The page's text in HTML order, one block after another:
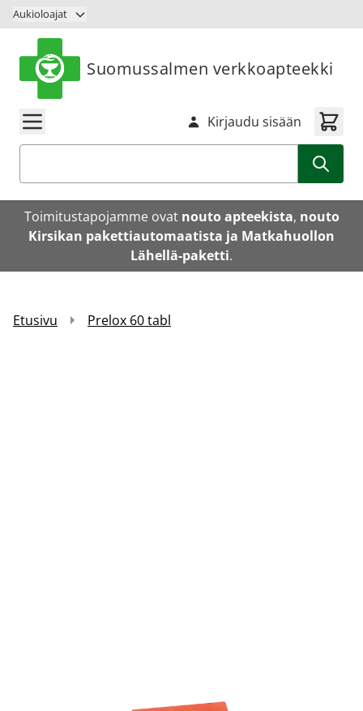
Siirry sisältöön
Aukioloajat
Suomussalmen verkkoapteekki
Kirjaudu sisään
Toimitustapojamme ovat nouto apteekista, nouto
Kirsikan pakettiautomaatista ja Matkahuollon
Lähellä-paketti.
Etusivu Prelox 60 tabl